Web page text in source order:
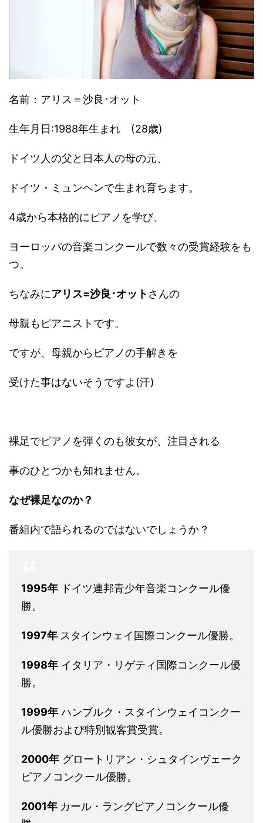
名前：アリス＝沙良･オット
生年月日:1988年生まれ (28歳)
ドイツ人の父と日本人の母の元、
ドイツ・ミュンヘンで生まれ育ちます。
4歳から本格的にピアノを学び、
ヨーロッパの音楽コンクールで数々の受賞経験をも
つ。
ちなみにアリス=沙良･オット さんの
母親もピアニストです。
ですが、母親からピアノの手解きを
受けた事はないそうですよ(汗)
裸足でピアノを弾くのも彼女が、注目される
事のひとつかも知れません。
なぜ裸足なのか？
番組内で語られるのではないでしょうか？
1995年 ドイツ連邦青少年音楽コンクール優
勝。
1997年 スタインウェイ国際コンクール優勝。
1998年 イタリア・リゲティ国際コンクール優
勝。
1999年 ハンブルク・スタインウェイコンクー
ル優勝および特別観客賞受賞。
2000年 グロートリアン・シュタインヴェーク
ピアノコンクール優勝。
2001年 カール・ラングピアノコンクール優